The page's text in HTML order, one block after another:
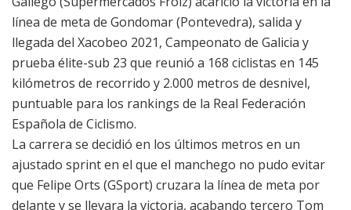
línea de meta de Gondomar (Pontevedra), salida y
llegada del Xacobeo 2021, Campeonato de Galicia y
prueba élite-sub 23 que reunió a 168 ciclistas en 145
kilómetros de recorrido y 2.000 metros de desnivel,
puntuable para los rankings de la Real Federación
Española de Ciclismo.
La carrera se decidió en los últimos metros en un
ajustado sprint en el que el manchego no pudo evitar
que Felipe Orts (GSport) cruzara la línea de meta por
delante y se llevara la victoria, acabando tercero Tom